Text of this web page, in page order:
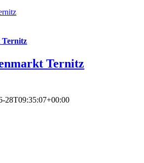
Ternitz
Ternitz
28T09:35:07+00:00